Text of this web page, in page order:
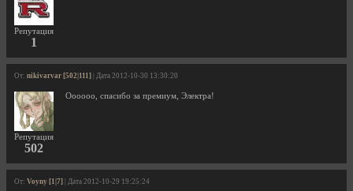
Репутация
1
От: nikivarvar [502|111] | Дата 2012-10-30 13:30:20
Репутация
502
Оооооо, спасибо за премиум, Электра!
От: Voyny [1|7] | Дата 2012-10-29 19:25:24